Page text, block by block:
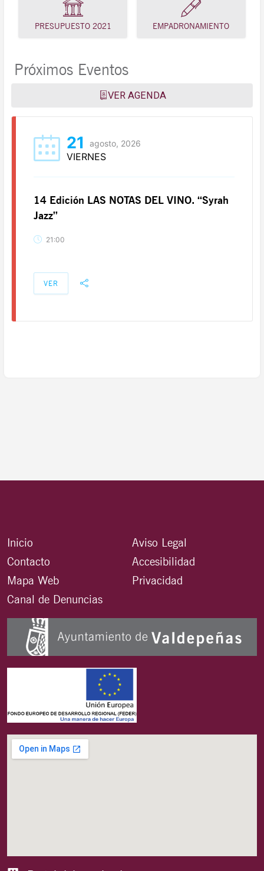
PRESUPUESTO 2021 EMPADRONAMIENTO
Próximos Eventos
VER AGENDA
21 agosto, 2026
VIERNES
14 Edición LAS NOTAS DEL VINO. “Syrah
Jazz”
21:00
VER
Inicio
Contacto
Mapa Web
Canal de Denuncias
Aviso Legal
Accesibilidad
Privacidad